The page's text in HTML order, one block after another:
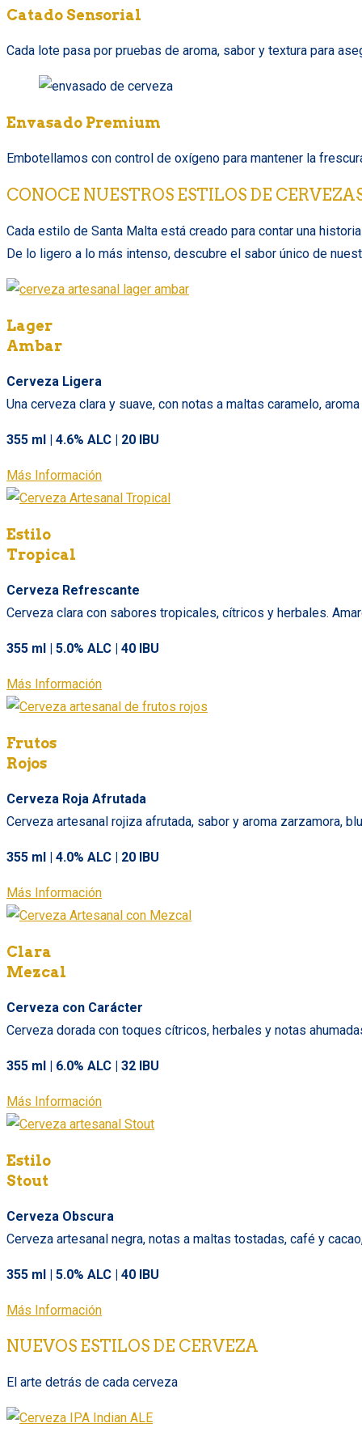
Catado Sensorial
Cada lote pasa por pruebas de aroma, sabor y textura para
Envasado Premium
Embotellamos con control de oxígeno para mantener la
CONOCE NUESTROS ESTILOS DE
Cada estilo de Santa Malta está creado para contar una
De lo ligero a lo más intenso, descubre el sabor único de
Lager
Ambar
Cerveza Ligera
Una cerveza clara y suave, con notas a maltas caramelo,
355 ml | 4.6% ALC | 20 IBU
Más Información
Estilo
Tropical
Cerveza Refrescante
Cerveza clara con sabores tropicales, cítricos y herbales.
355 ml | 5.0% ALC | 40 IBU
Más Información
Frutos
Rojos
Cerveza Roja Afrutada
Cerveza artesanal rojiza afrutada, sabor y aroma zarzamora,
355 ml | 4.0% ALC | 20 IBU
Más Información
Clara
Mezcal
Cerveza con Carácter
Cerveza dorada con toques cítricos, herbales y notas
355 ml | 6.0% ALC | 32 IBU
Más Información
Estilo
Stout
Cerveza Obscura
Cerveza artesanal negra, notas a maltas tostadas, café y
355 ml | 5.0% ALC | 40 IBU
Más Información
NUEVOS ESTILOS DE CERVEZA
El arte detrás de cada cerveza